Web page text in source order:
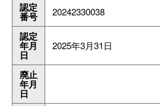
Language
このサイトについて
利用規約
認定
番号 20242330038
認定
年月
日
2025年3月31日
廃止
年月
日